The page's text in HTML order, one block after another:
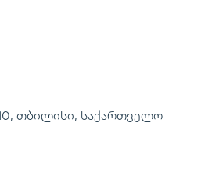
თბილისი, საქართველო